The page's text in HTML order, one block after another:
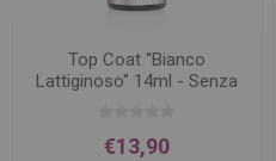
Top Coat ''Bianco
Lattiginoso'' 14ml - Senza
€13,90